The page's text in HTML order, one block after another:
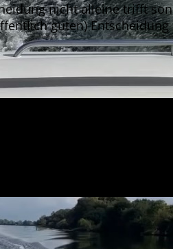
nicht alleine trifft
guten)